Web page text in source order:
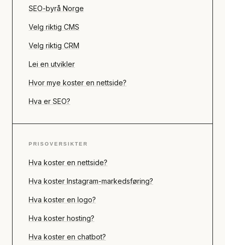
SEO-byrå Norge
Velg riktig CMS
Velg riktig CRM
Lei en utvikler
Hvor mye koster en nettside?
Hva er SEO?
PRISOVERSIKTER
Hva koster en nettside?
Hva koster Instagram-markedsføring?
Hva koster en logo?
Hva koster hosting?
Hva koster en chatbot?